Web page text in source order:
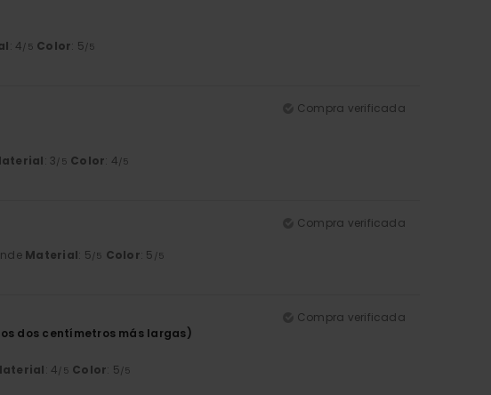
: 4/5 Color: 5/5
Compra verificada
: 3/5 Color: 4/5
Compra verificada
Material: 5/5 Color: 5 /5
Compra verificada
dos centímetros más largas)
: 4/5 Color: 5/5